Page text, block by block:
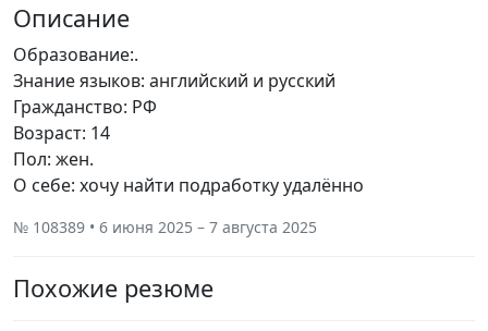
Описание
Образование:.
Знание языков: английский и русский
Гражданство: РФ
Возраст: 14
Пол: жен.
О себе: хочу найти подработку удалённо
№ 108389 • 6 июня 2025 – 7 августа 2025
Похожие резюме